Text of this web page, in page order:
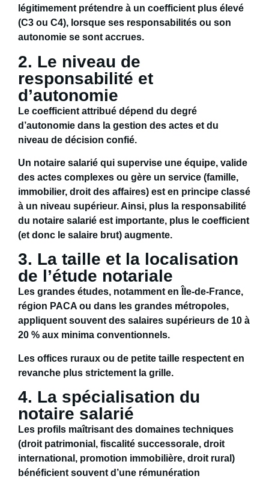
légitimement prétendre à un coefficient plus élevé
(C3 ou C4), lorsque ses responsabilités ou son
autonomie se sont accrues.
2. Le niveau de
responsabilité et
d’autonomie
Le coefficient attribué dépend du degré
d’autonomie dans la gestion des actes et du
niveau de décision confié.
Un notaire salarié qui supervise une équipe, valide
des actes complexes ou gère un service (famille,
immobilier, droit des affaires) est en principe classé
à un niveau supérieur. Ainsi, plus la responsabilité
du notaire salarié est importante, plus le coefficient
(et donc le salaire brut) augmente.
3. La taille et la localisation
de l’étude notariale
Les grandes études, notamment en
Île-de-France,
région PACA ou dans les grandes métropoles,
appliquent souvent des salaires supérieurs de 10 à
20 % aux minima conventionnels.
Les offices ruraux ou de petite taille respectent en
revanche plus strictement la grille.
4. La spécialisation du
notaire salarié
Les profils maîtrisant des domaines techniques
(droit patrimonial, fiscalité successorale, droit
international, promotion immobilière, droit rural)
bénéficient souvent d’une rémunération